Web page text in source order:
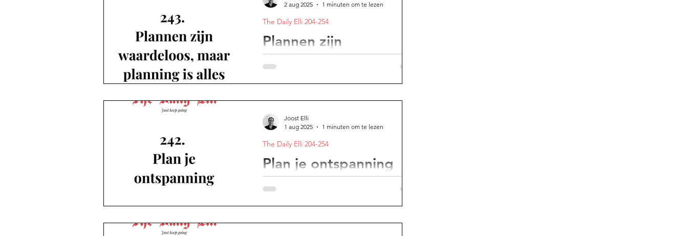
Plannen zijn
waardeloos, maar
Bekijk alle mogelijke scenario's. Het gaat
The Daily Elli 204-254
2 aug 2025
1 minuten om te lezen
Plan je ontspanning
Het is goed om te weten hoe je jezelf kunt
daadwerkelijk te doen.
The Daily Elli 204-254
Joost Elli
1 aug 2025
1 minuten om te lezen